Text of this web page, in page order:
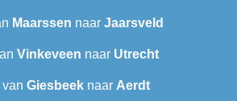
Maarssen naar Jaarsveld
Vinkeveen naar Utrecht
Giesbeeknaar Aerdt